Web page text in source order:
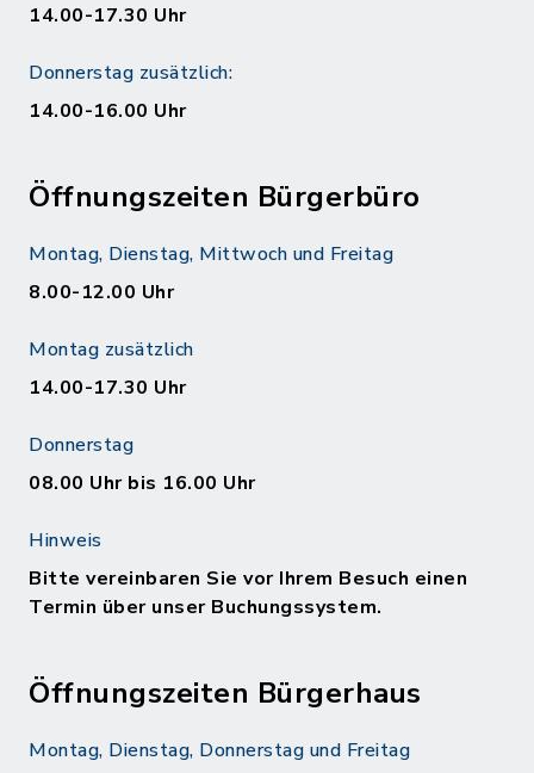
14.00-17.30 Uhr
Donnerstag zusätzlich:
14.00-16.00 Uhr
Öffnungszeiten Bürgerbüro
Montag, Dienstag, Mittwoch und Freitag
8.00-12.00 Uhr
Montag zusätzlich
14.00-17.30 Uhr
Donnerstag
08.00 Uhr bis 16.00 Uhr
Hinweis
Bitte vereinbaren Sie vor Ihrem Besuch einen
Termin über unser Buchungssystem.
Öffnungszeiten Bürgerhaus
Montag, Dienstag, Donnerstag und Freitag